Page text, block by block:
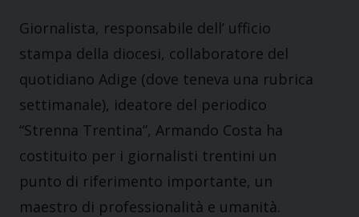
Giornalista, responsabile dell’ ufficio
stampa della diocesi, collaboratore del
quotidiano Adige (dove teneva una rubrica
settimanale), ideatore del periodico
“Strenna Trentina”, Armando Costa ha
costituito per i giornalisti trentini un
punto di riferimento importante, un
maestro di professionalità e umanità.